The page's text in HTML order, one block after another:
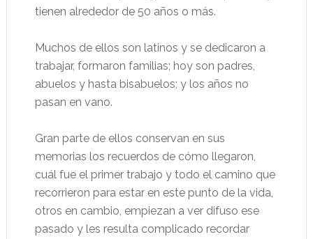
tienen alrededor de 50 años o más.
Muchos de ellos son latinos y se dedicaron a
trabajar, formaron familias; hoy son padres,
abuelos y hasta bisabuelos; y los años no
pasan en vano.
Gran parte de ellos conservan en sus
memorias los recuerdos de cómo llegaron,
cuál fue el primer trabajo y todo el camino que
recorrieron para estar en este punto de la vida,
otros en cambio, empiezan a ver difuso ese
pasado y les resulta complicado recordar